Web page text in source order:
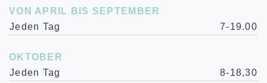
VON APRIL BIS SEPTEMBER
Jeden Tag
7-19.00
OKTOBER
Jeden Tag
8-18,30